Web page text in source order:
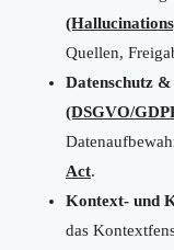
Quellen,
Datenschutz
(DSGVO/
Act.
Kontext- und
das